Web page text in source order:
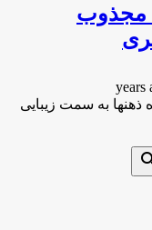
مجذوب
ذهنها به سمت زیبایی